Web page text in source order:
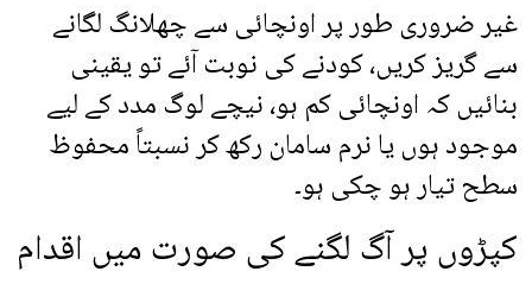
غیر ضروری طور پر اونچائی سے چھلانگ لگانے
سے گریز کریں، کودنے کی نوبت آئے تو یقینی
بنائیں کہ اونچائی کم ہو، نیچے لوگ مدد کے لیے
موجود ہوں یا نرم سامان رکھ کر نسبتاً محفوظ
سطح تیار ہو چکی ہو۔
کپڑوں پر آگ لگنے کی صورت میں اقدام